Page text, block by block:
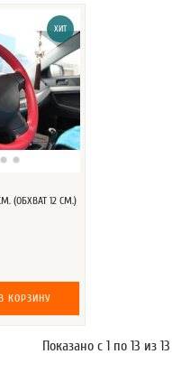
ХИТ
(ОБХВАТ 12 СМ.)
КОРЗИНУ
Показано с 1 по 13 из